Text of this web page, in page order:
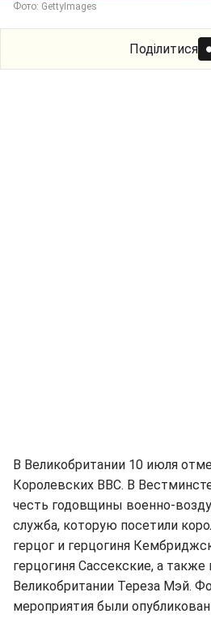
Фото: GettyImages
Поділитися
В Великобритании 10 июля
Королевских BBC. В
честь годовщины военно-
служба, которую посетили
герцог и герцогиня
герцогиня Сассекские, а
Великобритании Тереза Мэй.
мероприятия были